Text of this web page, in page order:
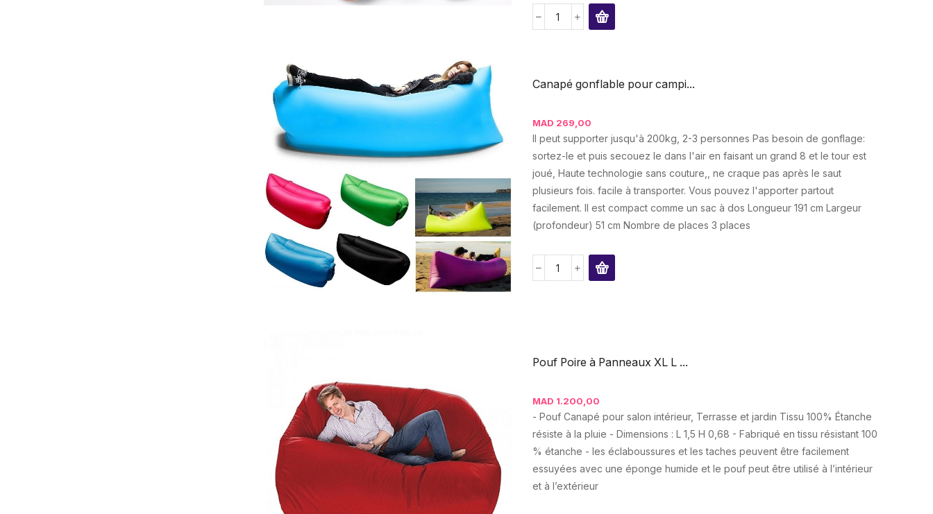
Canapé gonflable pour campi...
MAD 269,00
Il peut supporter jusqu'à 200kg, 2-3 personnes Pas besoin de gonflage:
sortez-le et puis secouez le dans l'air en faisant un grand 8 et le tour est
joué, Haute technologie sans couture,, ne craque pas après le saut
plusieurs fois. facile à transporter. Vous pouvez l'apporter partout
facilement. Il est compact comme un sac à dos Longueur 191 cm Largeur
(profondeur) 51 cm Nombre de places 3 places
Pouf Poire à Panneaux XL L ...
MAD 1.200,00
- Pouf Canapé pour salon intérieur, Terrasse et jardin Tissu 100% Étanche
résiste à la pluie - Dimensions : L 1,5 H 0,68 - Fabriqué en tissu résistant 100
% étanche - les éclaboussures et les taches peuvent être facilement
essuyées avec une éponge humide et le pouf peut être utilisé à l’intérieur
et à l’extérieur